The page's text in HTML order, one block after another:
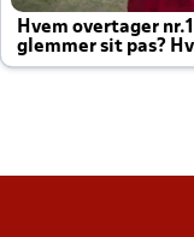
Hvem overtager
glemmer sit pas?
altid til efter